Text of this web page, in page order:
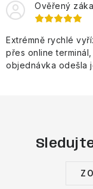
Ověřený
Extrémně rychlé
přes online
objednávka odešla